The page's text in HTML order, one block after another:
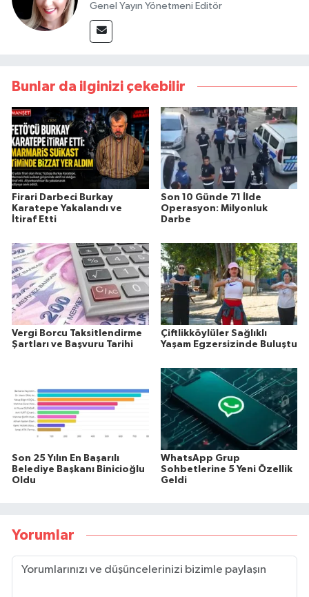
Genel Yayın Yönetmeni Editör
Bunlar da ilginizi çekebilir
Firari Darbeci Burkay
Karatepe Yakalandı ve
İtiraf Etti
Son 10 Günde 71 İlde
Operasyon: Milyonluk
Darbe
Vergi Borcu Taksitlendirme
Şartları ve Başvuru Tarihi
Çiftlikköylüler Sağlıklı
Yaşam Egzersizinde Buluştu
Son 25 Yılın En Başarılı
Belediye Başkanı Binicioğlu
Oldu
WhatsApp Grup
Sohbetlerine 5 Yeni Özellik
Geldi
Yorumlar